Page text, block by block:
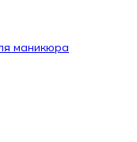
маникюра